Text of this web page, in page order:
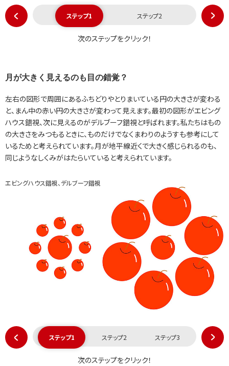
ステップ1 ステップ2
次のステップをクリック！
月が大きく見えるのも目の錯覚？
左右の図形で周囲にあるふちどりやとりまいている円の大きさが変わる
と、まん中の赤い円の大きさが変わって見えます。最初の図形がエビング
ハウス錯視、次に見えるのがデルブーフ錯視と呼ばれます。私たちはもの
の大きさをみつもるときに、ものだけでなくまわりのようすも参考にして
いるためと考えられています。月が地平線近くで大きく感じられるのも、
同じようなしくみがはたらいていると考えられています。
エビングハウス錯視、デルブーフ錯視
ステップ1 ステップ2 ステップ3
次のステップをクリック！